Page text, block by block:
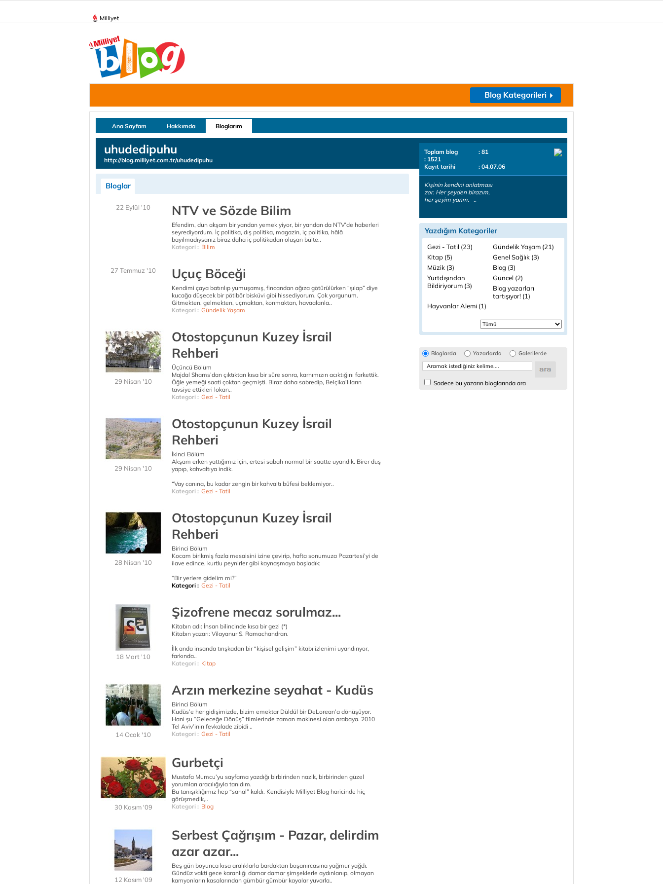
Milliyet
Blog Kategorileri
Ana Sayfam Hakkımda Bloglarım
uhudedipuhu
http://blog.milliyet.com.tr/uhudedipuhu
Bloglar
22 Eylül '10 NTV ve Sözde Bilim
Efendim, dün akşam bir yandan yemek yiyor, bir yandan da NTV’de haberleri
seyrediyordum. İç politika, dış politika, magazin, iç politika, hâlâ
bayılmadıysanız biraz daha iç politikadan oluşan bülte..
Kategori : Bilim
27 Temmuz '10 Uçuç Böceği
Kendimi çaya batırılıp yumuşamış, fincandan ağıza götürülürken “şılap” diye
kucağa düşecek bir pötibör bisküvi gibi hissediyorum. Çok yorgunum.
Gitmekten, gelmekten, uçmaktan, konmaktan, havaalanla..
Kategori : Gündelik Yaşam
29 Nisan '10
Otostopçunun Kuzey İsrail
Rehberi
Üçüncü Bölüm
Majdal Shams’dan çıktıktan kısa bir süre sonra, karnımızın acıktığını farkettik.
Öğle yemeği saati çoktan geçmişti. Biraz daha sabredip, Belçika’lıların
tavsiye ettikleri lokan..
Kategori : Gezi - Tatil
29 Nisan '10
Otostopçunun Kuzey İsrail
Rehberi
İkinci Bölüm
Akşam erken yattığımız için, ertesi sabah normal bir saatte uyandık. Birer duş
yapıp, kahvaltıya indik.
“Vay canına, bu kadar zengin bir kahvaltı büfesi beklemiyor..
Kategori : Gezi - Tatil
28 Nisan '10
Otostopçunun Kuzey İsrail
Rehberi
Birinci Bölüm
Kocam birikmiş fazla mesaisini izine çevirip, hafta sonumuza Pazartesi’yi de
ilave edince, kurtlu peynirler gibi kaynaşmaya başladık;
“Bir yerlere gidelim mi?”
Kategori : Gezi - Tatil
18 Mart '10
Şizofrene mecaz sorulmaz...
Kitabın adı: İnsan bilincinde kısa bir gezi (*)
Kitabın yazarı: Vilayanur S. Ramachandran.
İlk anda insanda tırışkadan bir “kişisel gelişim” kitabı izlenimi uyandırıyor,
farkında..
Kategori : Kitap
14 Ocak '10
Arzın merkezine seyahat - Kudüs
Birinci Bölüm
Kudüs’e her gidişimizde, bizim emektar Düldül bir DeLorean’a dönüşüyor.
Hani şu “Geleceğe Dönüş” filmlerinde zaman makinesi olan arabaya. 2010
Tel Aviv’inin fevkalade zibidi ..
Kategori : Gezi - Tatil
30 Kasım '09
Gurbetçi
Mustafa Mumcu’yu sayfama yazdığı birbirinden nazik, birbirinden güzel
yorumları aracılığıyla tanıdım.
Bu tanışıklığımız hep “sanal” kaldı. Kendisiyle Milliyet Blog haricinde hiç
görüşmedik,..
Kategori : Blog
12 Kasım '09
Serbest Çağrışım - Pazar, delirdim
azar azar...
Beş gün boyunca kısa aralıklarla bardaktan boşanırcasına yağmur yağdı.
Gündüz vakti gece karanlığı damar damar şimşeklerle aydınlanıp, olmayan
kamyonların kasalarından gümbür gümbür kayalar yuvarla..
Toplam blog
: 81
: 1521
Kayıt tarihi
: 04.07.06
Kişinin kendini anlatması
zor. Her şeyden birazım,
her şeyim yarım. ..
Yazdığım Kategoriler
Gezi - Tatil (23)
Gündelik Yaşam (21)
Kitap (5)
Genel Sağlık (3)
Müzik (3)
Blog (3)
Yurtdışından
Bildiriyorum (3)
Güncel (2)
Blog yazarları
tartışıyor! (1)
Hayvanlar Alemi (1)
Bloglarda Yazarlarda Galerilerde
Sadece bu yazarın bloglarında ara